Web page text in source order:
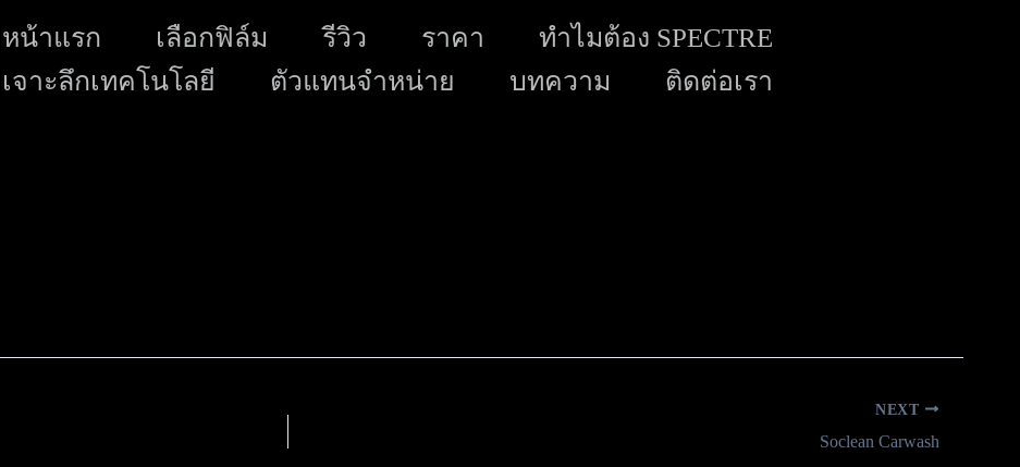
content
หน้าแรก เลือกฟิล์ม รีวิว ราคา
ทำไมต้อง SPECTRE
เจาะลึกเทคโนโลยี
ตัวแทนจำหน่าย บทความ ติดต่อเรา
NEXT
Soclean Carwash